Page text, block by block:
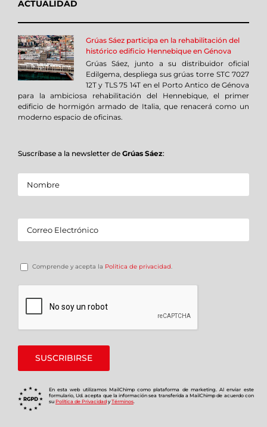
ACTUALIDAD
Grúas Sáez participa en la rehabilitación del
histórico edificio Hennebique en Génova
Grúas Sáez, junto a su distribuidor oficial
Edilgema, despliega sus grúas torre STC 7027
12T y TLS 75 14T en el Porto Antico de Génova
para la ambiciosa rehabilitación del Hennebique, el primer
edificio de hormigón armado de Italia, que renacerá como un
moderno espacio de oficinas.
Suscríbase a la newsletter de Grúas Sáez:
Comprende y acepta la Política de privacidad.
En esta web utilizamos MailChimp como plataforma de marketing. Al enviar este
formulario, Ud. acepta que la información sea transferida a MailChimp de acuerdo con
su Política de PrivacidadyTérminos.